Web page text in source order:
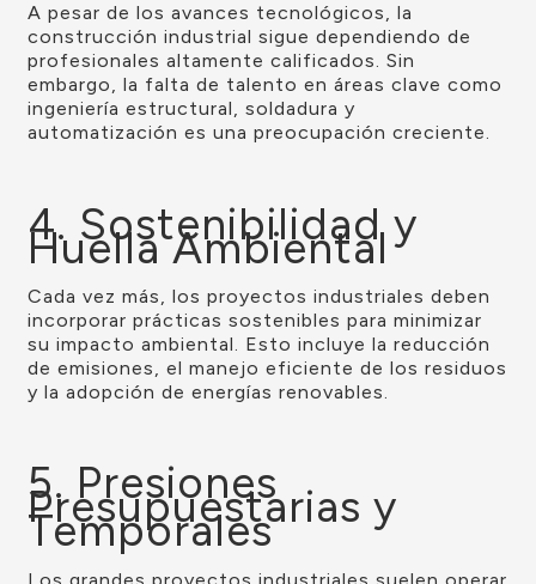
A pesar de los avances tecnológicos, la
construcción industrial sigue dependiendo de
profesionales altamente calificados. Sin
embargo, la falta de talento en áreas clave como
ingeniería estructural, soldadura y
automatización es una preocupación creciente.
4. Sostenibilidad y
Huella Ambiental
Cada vez más, los proyectos industriales deben
incorporar prácticas sostenibles para minimizar
su impacto ambiental. Esto incluye la reducción
de emisiones, el manejo eficiente de los residuos
y la adopción de energías renovables.
5. Presiones
Presupuestarias y
Temporales
Los grandes proyectos industriales suelen operar